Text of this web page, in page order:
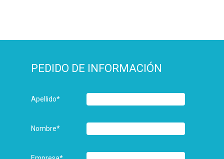
PEDIDO DE INFORMACIÓN
Apellido*
Nombre*